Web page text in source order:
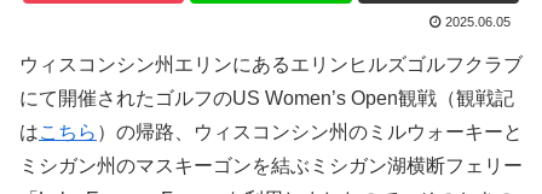
2025.06.05
ウィスコンシン州エリンにあるエリンヒルズゴルフクラブ
にて開催されたゴルフのUS Women’s Open観戦（観戦記
はこちら ）の帰路、ウィスコンシン州のミルウォーキーと
ミシガン州のマスキーゴンを結ぶミシガン湖横断フェリー